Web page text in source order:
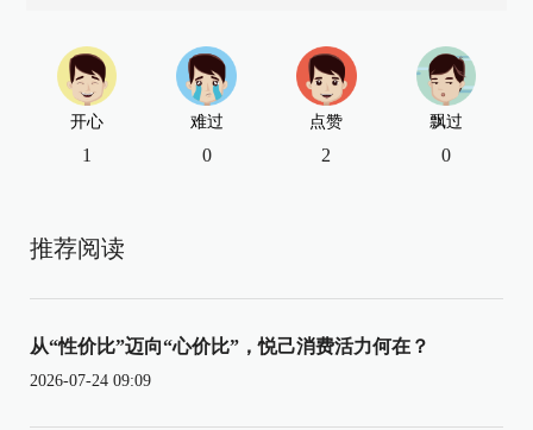
开心
1
难过
0
点赞
2
飘过
0
推荐阅读
从“性价比”迈向“心价比”，悦己消费活力何在？
2026-07-24 09:09